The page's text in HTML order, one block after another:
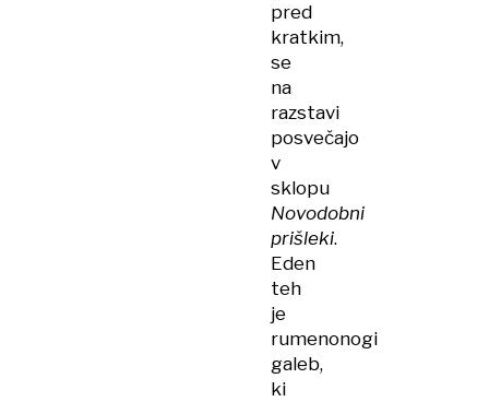
pred
kratkim,
se
na
razstavi
posvečajo
v
sklopu
Novodobni
prišleki.
Eden
teh
je
rumenonogi
galeb,
ki